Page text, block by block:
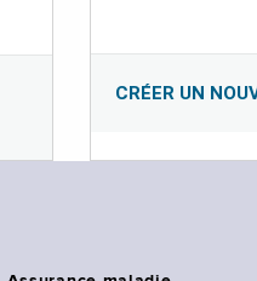
CRÉER UN